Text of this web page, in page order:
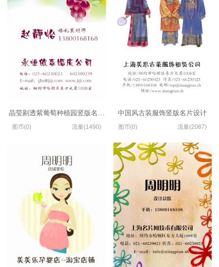
晶莹剔透紫葡萄种植园竖版名片设计
图币(0) 流量(1490)
中国风古装服饰竖版名片设计
图币(0) 流量(2087)